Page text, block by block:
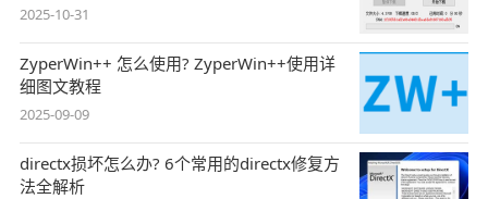
2025-10-31
ZyperWin++ 怎么使用? ZyperWin++使用详
细图文教程
2025-09-09
directx损坏怎么办? 6个常用的directx修复方
法全解析